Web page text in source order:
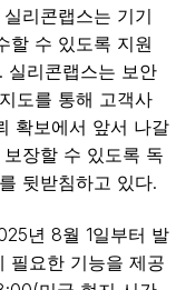
리콘랩스는 기기
할 수 있도록 지원
실리콘랩스는 보안
도를 통해 고객사
확보에서 앞서 나갈
장할 수 있도록 독
뒷받침하고 있다.
년 8월 1일부터 발
필요한 기능을 제공